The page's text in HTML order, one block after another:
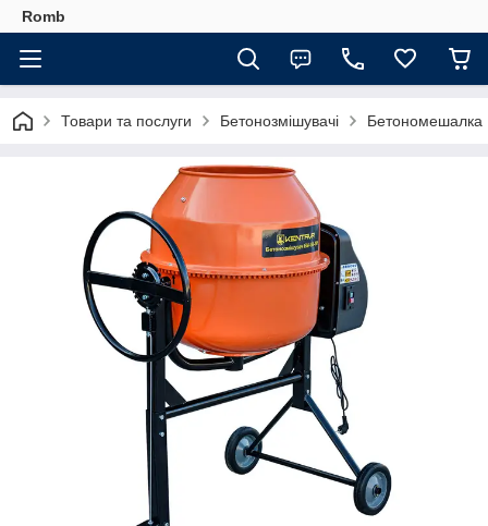
Romb
Товари та послуги Бетонозмішувачі